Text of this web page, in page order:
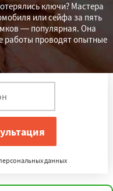
ключи? Мастера
или сейфа за пять
— популярная. Она
работы проводят опытные
данных